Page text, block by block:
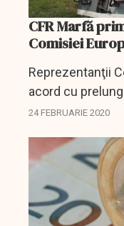
CFR Marfă
Comisiei
Reprezentanţii
acord cu
perioadei de
demersurilor...
24 FEBRUARIE 2020